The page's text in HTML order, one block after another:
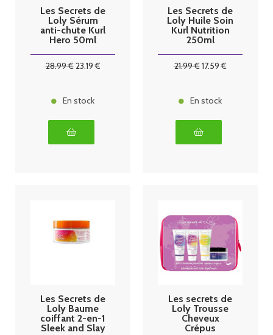
Les Secrets de
Loly Sérum
anti-chute Kurl
Hero 50ml
28.99€23.19€
En stock
Les Secrets de
Loly Huile Soin
Kurl Nutrition
250ml
21.99€17.59€
En stock
Les Secrets de
Loly Baume
coiffant 2-en-1
Sleek and Slay
Les secrets de
Loly Trousse
Cheveux
Crépus